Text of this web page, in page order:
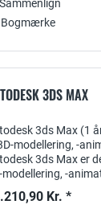
Sammenlign
Bogmærke
3DS MAX
3ds Max (1
modellering, -
3ds Max er
modellering, -
Kr. *